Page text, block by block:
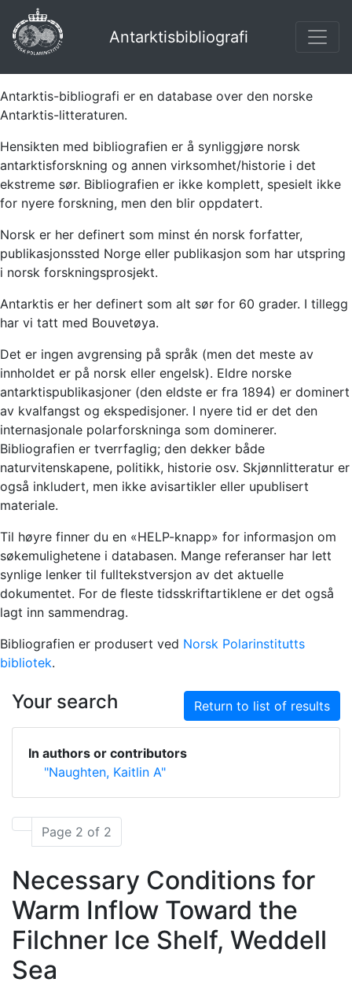
Antarktisbibliografi
Antarktis-bibliografi er en database over den norske
Antarktis-litteraturen.
Hensikten med bibliografien er å synliggjøre norsk
antarktisforskning og annen virksomhet/historie i det
ekstreme sør. Bibliografien er ikke komplett, spesielt ikke
for nyere forskning, men den blir oppdatert.
Norsk er her definert som minst én norsk forfatter,
publikasjonssted Norge eller publikasjon som har utspring
i norsk forskningsprosjekt.
Antarktis er her definert som alt sør for 60 grader. I tillegg
har vi tatt med Bouvetøya.
Det er ingen avgrensing på språk (men det meste av
innholdet er på norsk eller engelsk). Eldre norske
antarktispublikasjoner (den eldste er fra 1894) er dominert
av kvalfangst og ekspedisjoner. I nyere tid er det den
internasjonale polarforskninga som dominerer.
Bibliografien er tverrfaglig; den dekker både
naturvitenskapene, politikk, historie osv. Skjønnlitteratur er
også inkludert, men ikke avisartikler eller upublisert
materiale.
Til høyre finner du en «HELP-knapp» for informasjon om
søkemulighetene i databasen. Mange referanser har lett
synlige lenker til fulltekstversjon av det aktuelle
dokumentet. For de fleste tidsskriftartiklene er det også
lagt inn sammendrag.
Bibliografien er produsert ved Norsk Polarinstitutts
bibliotek.
Your search Return to list of results
In authors or contributors
"Naughten, Kaitlin A"
Page 2 of 2
Necessary Conditions for
Warm Inflow Toward the
Filchner Ice Shelf, Weddell
Sea